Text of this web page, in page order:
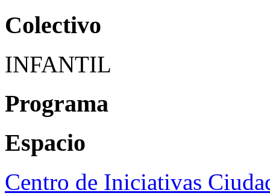
Colectivo
INFANTIL
Programa
Espacio
Centro de Iniciativas